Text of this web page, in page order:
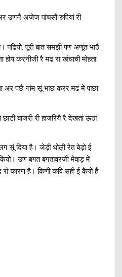
उणनै अजेज पांचसौ रुपियां री
पढियो, पूरी बात समझी पण अणूंत भाठै
करनीजी रै मढ रा खंचाची मोहता
अर पछै गांम सूं भाछ करर मढ में पाछा
बाजरी री हाजरियै रै देखतां ऊठां
सूं दिया है। जेड़ी धोल़ी रेत बेड़ो ई
उण बगत बगतावरजी मेवाड़ में
रो कारण है। किणी कवि सही ई कैयो है